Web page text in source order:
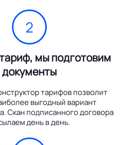
2
мы подготовим
документы
тарифов позволит
выгодный вариант
Скан подписанного договора
день в день.